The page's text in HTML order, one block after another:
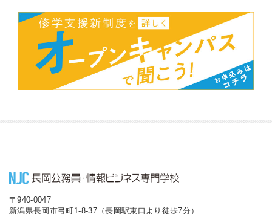
〒940-0047
新潟県長岡市弓町1-8-37（長岡駅東口より徒歩7分）